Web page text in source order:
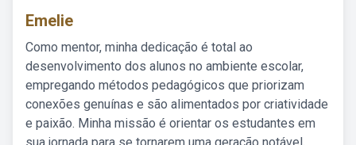
Emelie
Como mentor, minha dedicação é total ao
desenvolvimento dos alunos no ambiente escolar,
empregando métodos pedagógicos que priorizam
conexões genuínas e são alimentados por criatividade
e paixão. Minha missão é orientar os estudantes em